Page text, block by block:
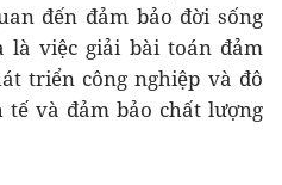
đến đảm bảo đời sống
là việc giải bài toán đảm
triển công nghiệp và đô
và đảm bảo chất lượng